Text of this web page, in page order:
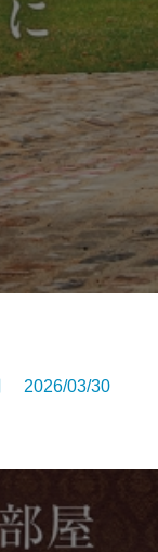
2026/03/30